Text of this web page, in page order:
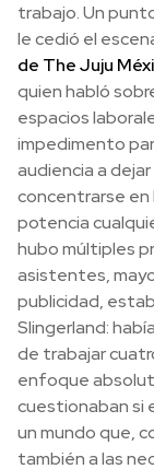
trabajo. Un
le cedió el
de The Juju
quien habló
espacios
impedimento
audiencia a
concentrarse en
potencia
hubo múltiples
asistentes,
publicidad,
Slingerland:
de trabajar
enfoque
cuestionaban si
un mundo que,
también a las